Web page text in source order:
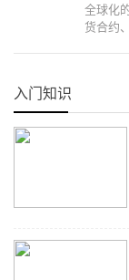
全球化
货合约
入门知识